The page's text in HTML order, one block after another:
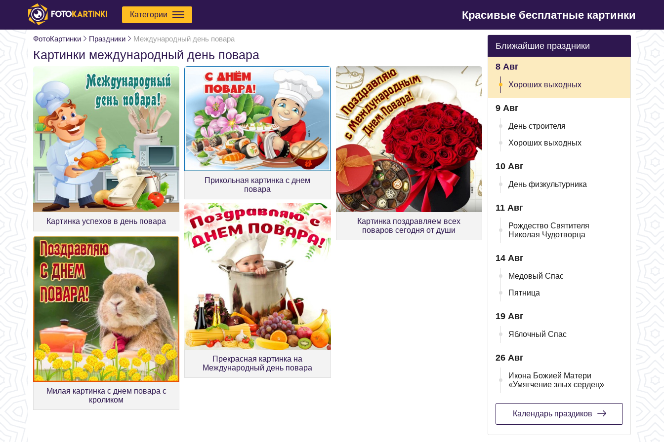
Категории Красивые бесплатные картинки
ФотоКартинки Праздники Международный день повара
Картинки международный день повара
Картинка успехов в день повара
Прикольная картинка с днем
повара
Картинка поздравляем всех
поваров сегодня от души
Милая картинка с днем повара с
кроликом
Прекрасная картинка на
Международный день повара
Ближайшие праздники
8 Авг
Хороших выходных
9 Авг
День строителя
Хороших выходных
10 Авг
День физкультурника
11 Авг
Рождество Святителя
Николая Чудотворца
14 Авг
Медовый Спас
Пятница
19 Авг
Яблочный Спас
26 Авг
Икона Божией Матери
«Умягчение злых сердец»
Календарь праздиков